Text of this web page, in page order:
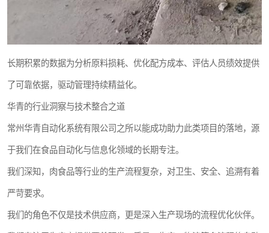
长期积累的数据为分析原料损耗、优化配方成本、评估人员绩效提供
了可靠依据，驱动管理持续精益化。
华青的行业洞察与技术整合之道
常州华青自动化系统有限公司之所以能成功助力此类项目的落地，源
于我们在食品自动化与信息化领域的长期专注。
我们深知，肉食品等行业的生产流程复杂，对卫生、安全、追溯有着
严苛要求。
我们的角色不仅是技术供应商，更是深入生产现场的流程优化伙伴。